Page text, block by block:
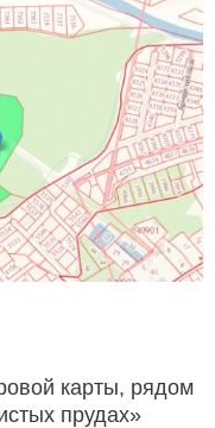
карты, рядом
прудах»